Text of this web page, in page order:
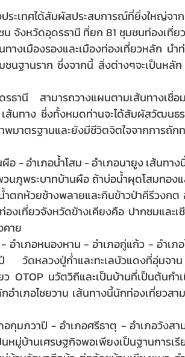
ะเทศได้สัมผัสประสบการณ์ที่ยิ่งใหญ่จาก
จังหวัดอุดรธานี ที่ยก 81 ชุมชนท่องเที่ย
างเมืองรองและเมืองท่องเที่ยวหลัก นำ
ชนฐานราก ซึ่งจากนี้ สิ่งต่างๆจะเป็นหลั
รธานี สามารถวางแผนตามเส้นทางเชื่อ
ส้นทาง ซึ่งทั้งหมดท่านจะได้สัมผัสวัฒนธ
ตรฐานและยังมีชีวิตจิตใจจากการถัก
อ - อำเภอน้ำโสม - อำเภอนายูง เส้นทา
ภูพระบาทบ้านผือ ถ้าบ่อน้ำผุดโสมทองแ
ตกห้วยช้างพลายและกินข้าวป่าคีรีวงกต
งเที่ยวจังหวัดข้างเคียงคือ ปากชมและ
คาย
อำเภอหนองหาน - อำเภอกู่แก้ว - อำเภ
นปี วัดหลวงปู่ก่ำและทะเลบัวแดงที่อุ่ม
OTOP นวัตวิถีและเป็นบ้านที่เป็นต้นก
เภอไชยวาน เส้นทางนี้นักท่องเที่ยวสาม
อกุมภวาปี - อำเภอศรีธาตุ - อำเภอวังส
มู่บ้านเศรษฐกิจพอเพียงเป็นฐานการเรี